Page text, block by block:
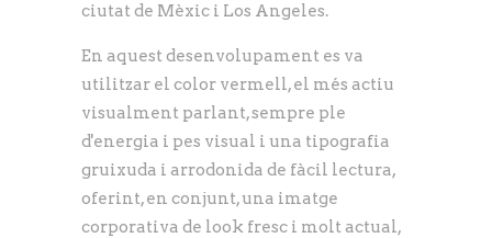
ciutat de Mèxic i Los Angeles.
En aquest desenvolupament es va
utilitzar el color vermell, el més actiu
visualment parlant, sempre ple
d'energia i pes visual i una tipografia
gruixuda i arrodonida de fàcil lectura,
oferint, en conjunt, una imatge
corporativa de look fresc i molt actual,